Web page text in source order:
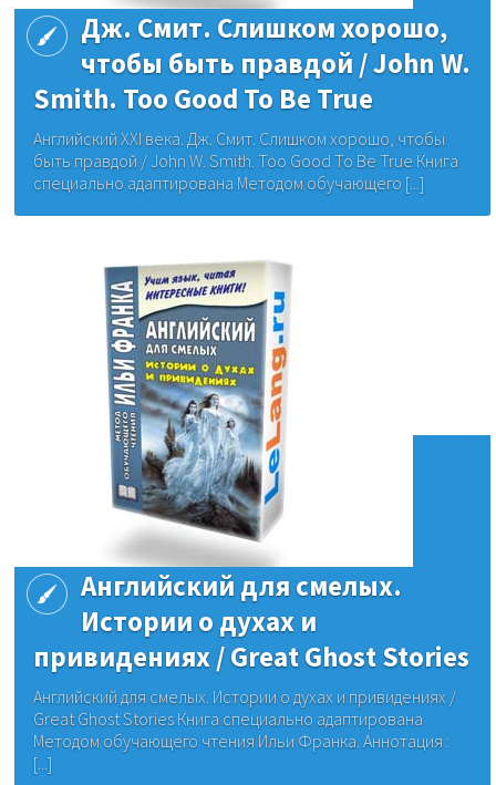
Дж. Смит. Слишком хорошо,
чтобы быть правдой / John W.
Smith. Too Good To Be True
Английский XXI века. Дж. Смит. Слишком хорошо, чтобы
быть правдой / John W. Smith. Too Good To Be True Книга
специально адаптирована Методом обучающего [...]
Английский для смелых.
Истории о духах и
привидениях / Great Ghost Stories
Английский для смелых. Истории о духах и привидениях /
Great Ghost Stories Книга специально адаптирована
Методом обучающего чтения Ильи Франка. Аннотация :
[...]